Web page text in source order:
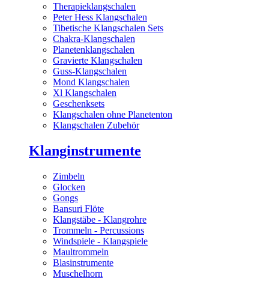
Therapieklangschalen
Peter Hess Klangschalen
Tibetische Klangschalen Sets
Chakra-Klangschalen
Planetenklangschalen
Gravierte Klangschalen
Guss-Klangschalen
Mond Klangschalen
Xl Klangschalen
Geschenksets
Klangschalen ohne Planetenton
Klangschalen Zubehör
Klanginstrumente
Zimbeln
Glocken
Gongs
Bansuri Flöte
Klangstäbe - Klangrohre
Trommeln - Percussions
Windspiele - Klangspiele
Maultrommeln
Blasinstrumente
Muschelhorn